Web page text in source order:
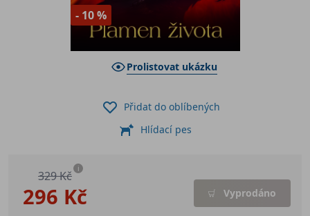
- 10 %
Prolistovat ukázku
296 Kč
329 Kč i
Vyprodáno
Přidat do oblíbených
Hlídací pes